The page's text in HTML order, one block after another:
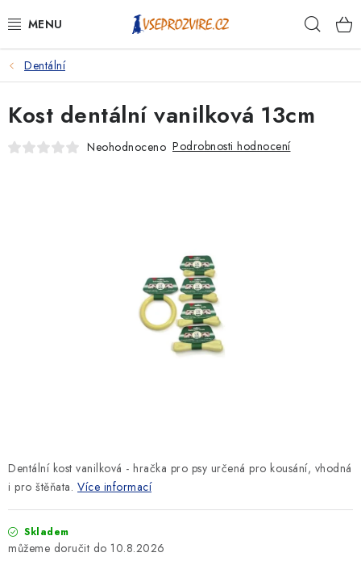
na
PSI
KOČKY
KONĚ
KRÁLÍCI/HLODAVCI/PTÁCI
Podmínky ochrany osobních údajů
Dentální
Dentální kost vanilková - hračka pro psy určená pro kousání, vhodná
i pro štěňata. Více informací
Skladem
10.8.2026
Kost dentální vanilková 13cm
Neohodnoceno Podrobnosti hodnocení